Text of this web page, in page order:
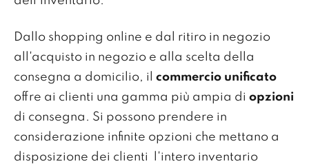
Dallo shopping online e dal ritiro in negozio
all'acquisto in negozio e alla scelta della
consegna a domicilio, il commercio unificato
offre ai clienti una gamma più ampia di opzioni
di consegna. Si possono prendere in
considerazione infinite opzioni che mettano a
disposizione dei clienti l'intero inventario